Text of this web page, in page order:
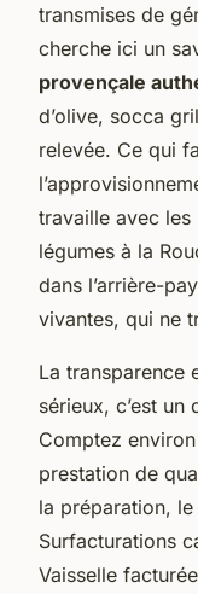
transmises de
cherche ici un
provençale
d’olive, socca
relevée. Ce qui
travaille avec
légumes à la
dans l’arrière-
vivantes, qui ne
La transparence
sérieux, c’est un
Comptez environ
prestation de
la préparation,
Surfacturations
Vaisselle